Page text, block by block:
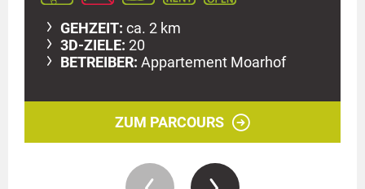
GEHZEIT: ca. 2 km
3D-ZIELE: 20
BETREIBER: Appartement Moarhof
ZUM PARCOURS